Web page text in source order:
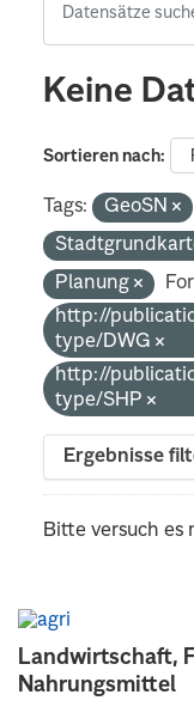
Landwirtschaft,
Nahrungsmittel
Keine
Sortieren nach
Tags: GeoSN
Planung
http://
type/DWG
http://
type/SHP
Ergebnisse
Bitte versuch es